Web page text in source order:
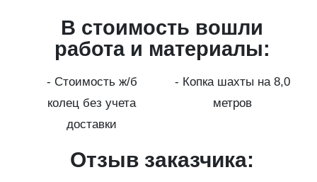
В стоимость вошли
работа и материалы:
- Стоимость ж/б
колец без учета
доставки
- Копка шахты на 8,0
метров
Отзыв заказчика: